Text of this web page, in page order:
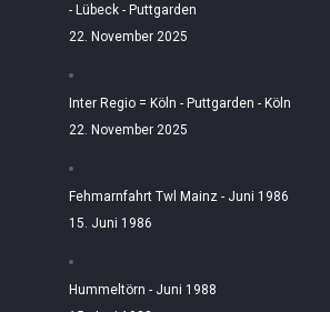
- Lübeck - Puttgarden
22. November 2025
Inter Regio = Köln - Puttgarden - Köln
22. November 2025
Fehmarnfahrt Twl Mainz - Juni 1986
15. Juni 1986
Hummeltörn - Juni 1988